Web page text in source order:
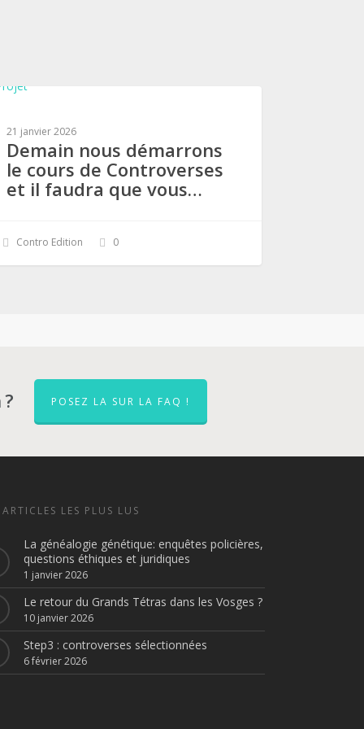
21 janvier 2026
Demain nous démarrons
le cours de Controverses
et il faudra que vous…
Contro Edition 0
POSEZ LA SUR LA FAQ !
ARTICLES LES PLUS LUS
La généalogie génétique: enquêtes policières,
questions éthiques et juridiques
1 janvier 2026
Le retour du Grands Tétras dans les Vosges ?
10 janvier 2026
Step3 : controverses sélectionnées
6 février 2026